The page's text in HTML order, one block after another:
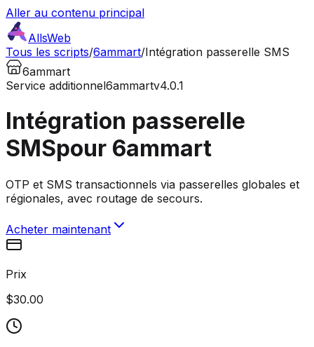
Aller au contenu principal
AllsWeb
Tous les scripts/6ammart/Intégration passerelle SMS
6ammart
Service additionnel6ammartv4.0.1
Intégration passerelle
SMSpour 6ammart
OTP et SMS transactionnels via passerelles globales et
régionales, avec routage de secours.
Acheter maintenant
Prix
$30.00